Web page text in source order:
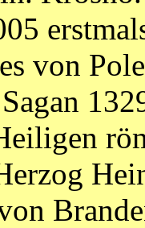
von